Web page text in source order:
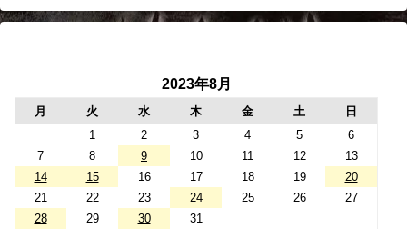
2023年8月
月 火 水 木 金 土
日
1
2 3 4 5
6
7
8 9 10 11 12
13
14
15 16 17 18 19
20
21
22 23 24 25 26
27
28
29 30 31